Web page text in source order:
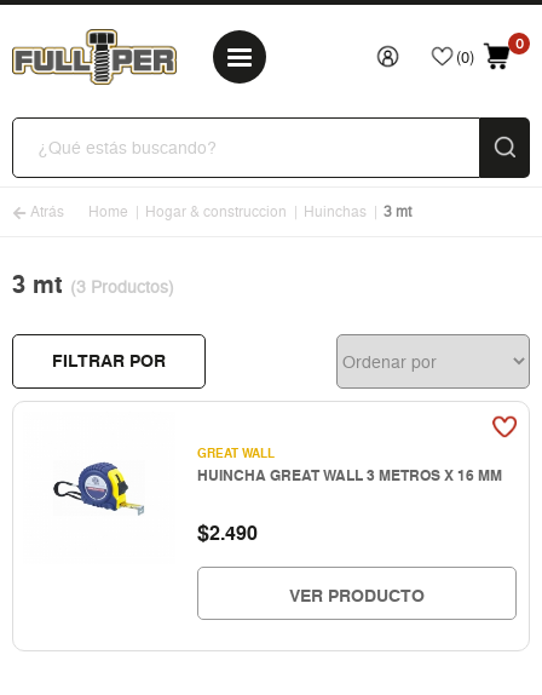
(0)
0
Atrás Home Hogar & construccion Huinchas 3 mt
3 mt (3 Productos)
FILTRAR POR
GREAT WALL
HUINCHA GREAT WALL 3 METROS X 16 MM
$2.490
VER PRODUCTO